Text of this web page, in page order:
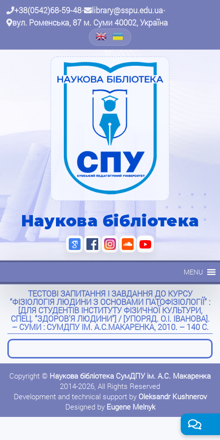
+38(0542)68-59-48• library@sspu.edu.ua•
вул. Роменська, 87 м. Суми 40002, Україна
Наукова бібліотека
MENU
ТЕСТОВІ ЗАПИТАННЯ І ЗАВДАННЯ ДО КУРСУ
“ФІЗІОЛОГІЯ ЛЮДИНИ З ОСНОВАМИ ПАТОФІЗІОЛОГІЇ” :
[ДЛЯ СТУДЕНТІВ ІНСТИТУТУ ФІЗИЧНОЇ КУЛЬТУРИ,
СПЕЦ. “ЗДОРОВ’Я ЛЮДИНИ”] / [УПОРЯД. О.І. ІВАНОВА].
– СУМИ : СУМДПУ ІМ. А.С.МАКАРЕНКА, 2010. – 140 С.
Copyright © Наукова бібліотека СумДПУ ім. А.С. Макаренка
2014-2026, All Rights Reserved
Development and technical support by Oleksandr Kushnerov
Designed by Eugene Melnyk